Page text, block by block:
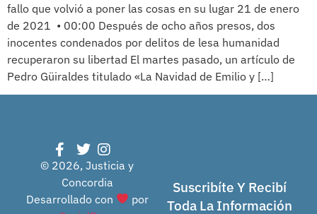
fallo que volvió a poner las cosas en su lugar 21 de enero
de 2021 • 00:00 Después de ocho años presos, dos
inocentes condenados por delitos de lesa humanidad
recuperaron su libertad El martes pasado, un artículo de
Pedro Güiraldes titulado «La Navidad de Emilio y […]
© 2026, Justicia y
Concordia
Desarrollado con
por
Suscribíte Y Recibí
Toda La Información